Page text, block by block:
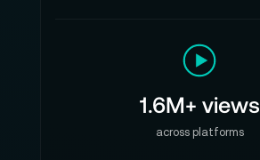
1.6M+ views
across platforms